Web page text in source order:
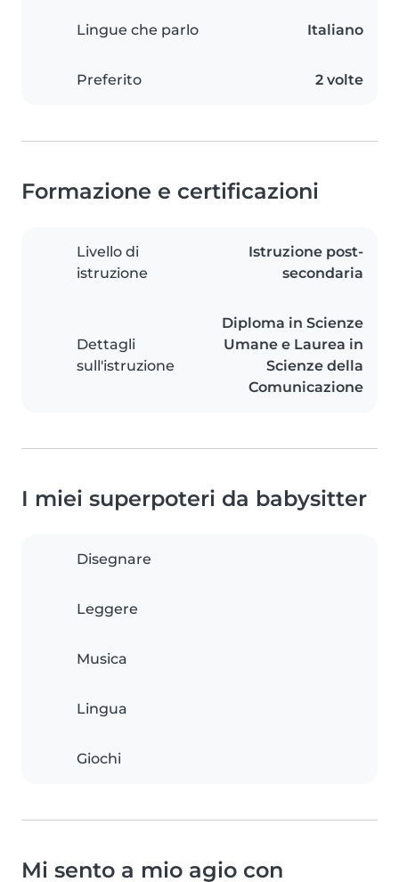
Lingue che parlo Italiano
Preferito 2 volte
Formazione e certificazioni
Livello di
istruzione
Istruzione post-
secondaria
Dettagli
sull'istruzione
Diploma in Scienze
Umane e Laurea in
Scienze della
Comunicazione
I miei superpoteri da babysitter
Disegnare
Leggere
Musica
Lingua
Giochi
Mi sento a mio agio con